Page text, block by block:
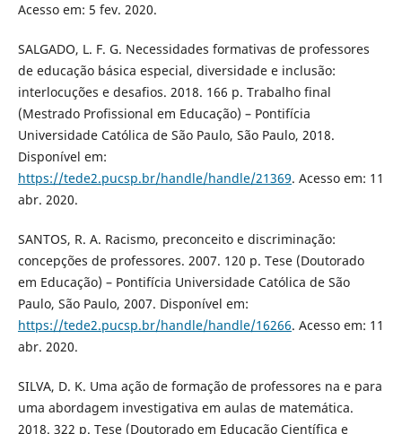
Acesso em: 5 fev. 2020.
SALGADO, L. F. G. Necessidades formativas de professores
de educação básica especial, diversidade e inclusão:
interlocuções e desafios. 2018. 166 p. Trabalho final
(Mestrado Profissional em Educação) – Pontifícia
Universidade Católica de São Paulo, São Paulo, 2018.
Disponível em:
https://tede2.pucsp.br/handle/handle/21369. Acesso em: 11
abr. 2020.
SANTOS, R. A. Racismo, preconceito e discriminação:
concepções de professores. 2007. 120 p. Tese (Doutorado
em Educação) – Pontifícia Universidade Católica de São
Paulo, São Paulo, 2007. Disponível em:
https://tede2.pucsp.br/handle/handle/16266. Acesso em: 11
abr. 2020.
SILVA, D. K. Uma ação de formação de professores na e para
uma abordagem investigativa em aulas de matemática.
2018. 322 p. Tese (Doutorado em Educação Científica e